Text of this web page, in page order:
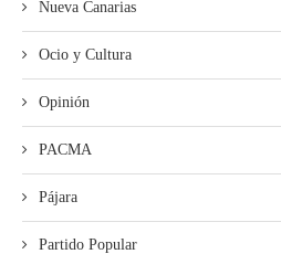
Nueva Canarias
Ocio y Cultura
Opinión
PACMA
Pájara
Partido Popular